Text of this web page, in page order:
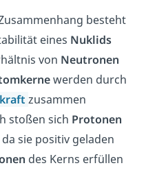
besteht
eines Nuklids
von Neutronen
werden durch
zusammen
stoßen sich Protonen
sie positiv geladen
des Kerns erfüllen